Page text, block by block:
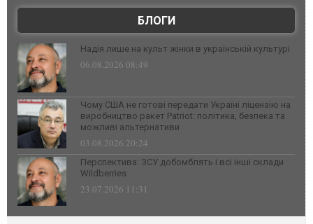
БЛОГИ
Надія лише на культ жінки в українській культурі
06.08.2026 08:49
Чому США не готові передати Україні ліцензію на
виробництво ракет Patriot: політика, безпека та
можливі альтернативи
03.08.2026 20:24
Перспектива: ЗСУ добомблять і всі інші склади
Wildberries
23.07.2026 11:31